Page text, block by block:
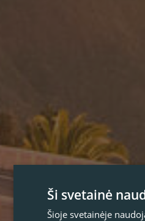
Ši svetainė
Šioje svetainėje